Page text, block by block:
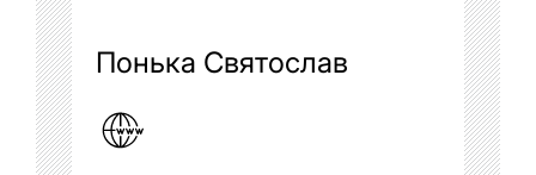
Понька Святослав